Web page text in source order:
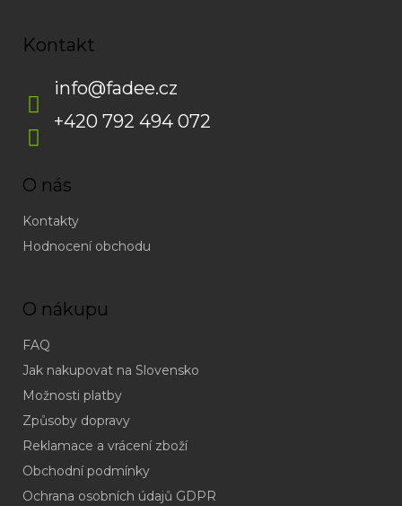
Kontakt
info@fadee.cz
+420 792 494 072
O nás
Kontakty
Hodnocení obchodu
O nákupu
FAQ
Jak nakupovat na Slovensko
Možnosti platby
Způsoby dopravy
Reklamace a vrácení zboží
Obchodní podmínky
Ochrana osobních údajů GDPR
(odpověď
do